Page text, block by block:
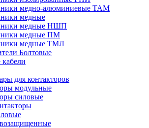
медно-алюминиевые ТАМ
медные
медные НШП
медные ПМ
медные ТМЛ
Болтовые
для контакторов
модульные
силовые